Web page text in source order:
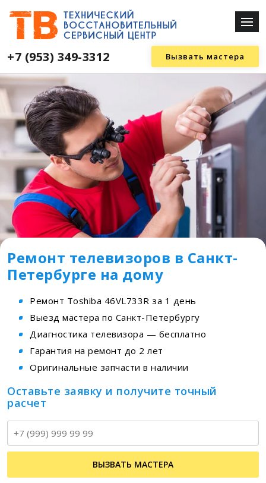
+7 (953) 349-3312 Вызвать мастера
Ремонт телевизоров в Санкт-
Петербурге на дому
Ремонт Toshiba 46VL733R за 1 день
Выезд мастера по Санкт-Петербургу
Диагностика телевизора — бесплатно
Гарантия на ремонт до 2 лет
Оригинальные запчасти в наличии
Оставьте заявку и получите точный
расчет
ВЫЗВАТЬ МАСТЕРА